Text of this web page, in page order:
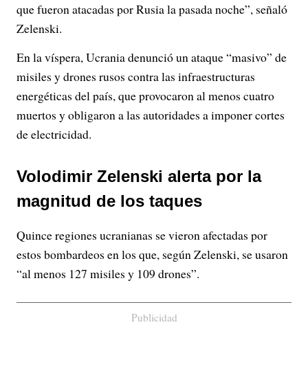
que fueron atacadas por Rusia la pasada noche”, señaló
Zelenski.
En la víspera, Ucrania denunció un ataque “masivo” de
misiles y drones rusos contra las infraestructuras
energéticas del país, que provocaron al menos cuatro
muertos y obligaron a las autoridades a imponer cortes
de electricidad.
Volodimir Zelenski alerta por la
magnitud de los taques
Quince regiones ucranianas se vieron afectadas por
estos bombardeos en los que, según Zelenski, se usaron
“al menos 127 misiles y 109 drones”.
Publicidad